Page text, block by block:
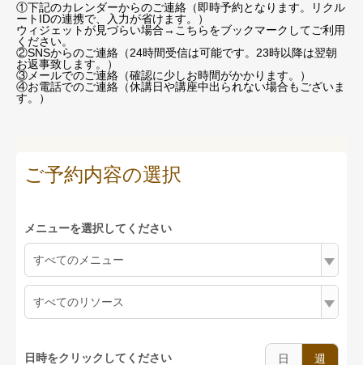
①下記のカレンダーからのご連絡（即時予約となります。リクル
ートIDの連携で、入力が省けます。）
ウィジェットが見づらい場合→こちらをブックマーク してご利用
ください。
②SNSからのご連絡（24時間受信は可能です。23時以降は翌朝
お返事致します。）
③メールでのご連絡（確認に少しお時間がかかります。）
④お電話でのご連絡（休講日や講座中出られない場合もございま
す。）